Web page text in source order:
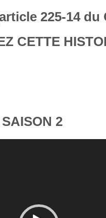
225-14 du
CETTE
2